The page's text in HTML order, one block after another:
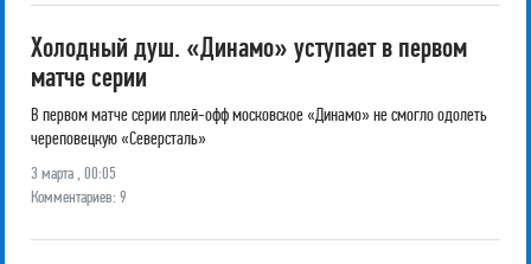
Холодный душ. «Динамо» уступает в первом
матче серии
В первом матче серии плей-офф московское «Динамо» не смогло одолеть
череповецкую «Северсталь»
3 марта , 00:05
Комментариев: 9